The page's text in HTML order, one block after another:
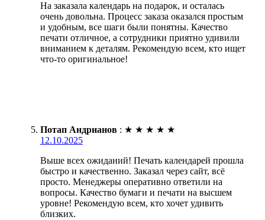
На заказала календарь на подарок, и осталась
очень довольна. Процесс заказа оказался простым
и удобным, все шаги были понятны. Качество
печати отличное, а сотрудники приятно удивили
вниманием к деталям. Рекомендую всем, кто ищет
что-то оригинальное!
Потап Андрианов : ★ ★ ★ ★ ★
12.10.2025
Выше всех ожиданий! Печать календарей прошла
быстро и качественно. Заказал через сайт, всё
просто. Менеджеры оперативно ответили на
вопросы. Качество бумаги и печати на высшем
уровне! Рекомендую всем, кто хочет удивить
близких.